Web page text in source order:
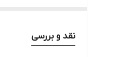
برای ساخت لیوان های
نقد و بررسی